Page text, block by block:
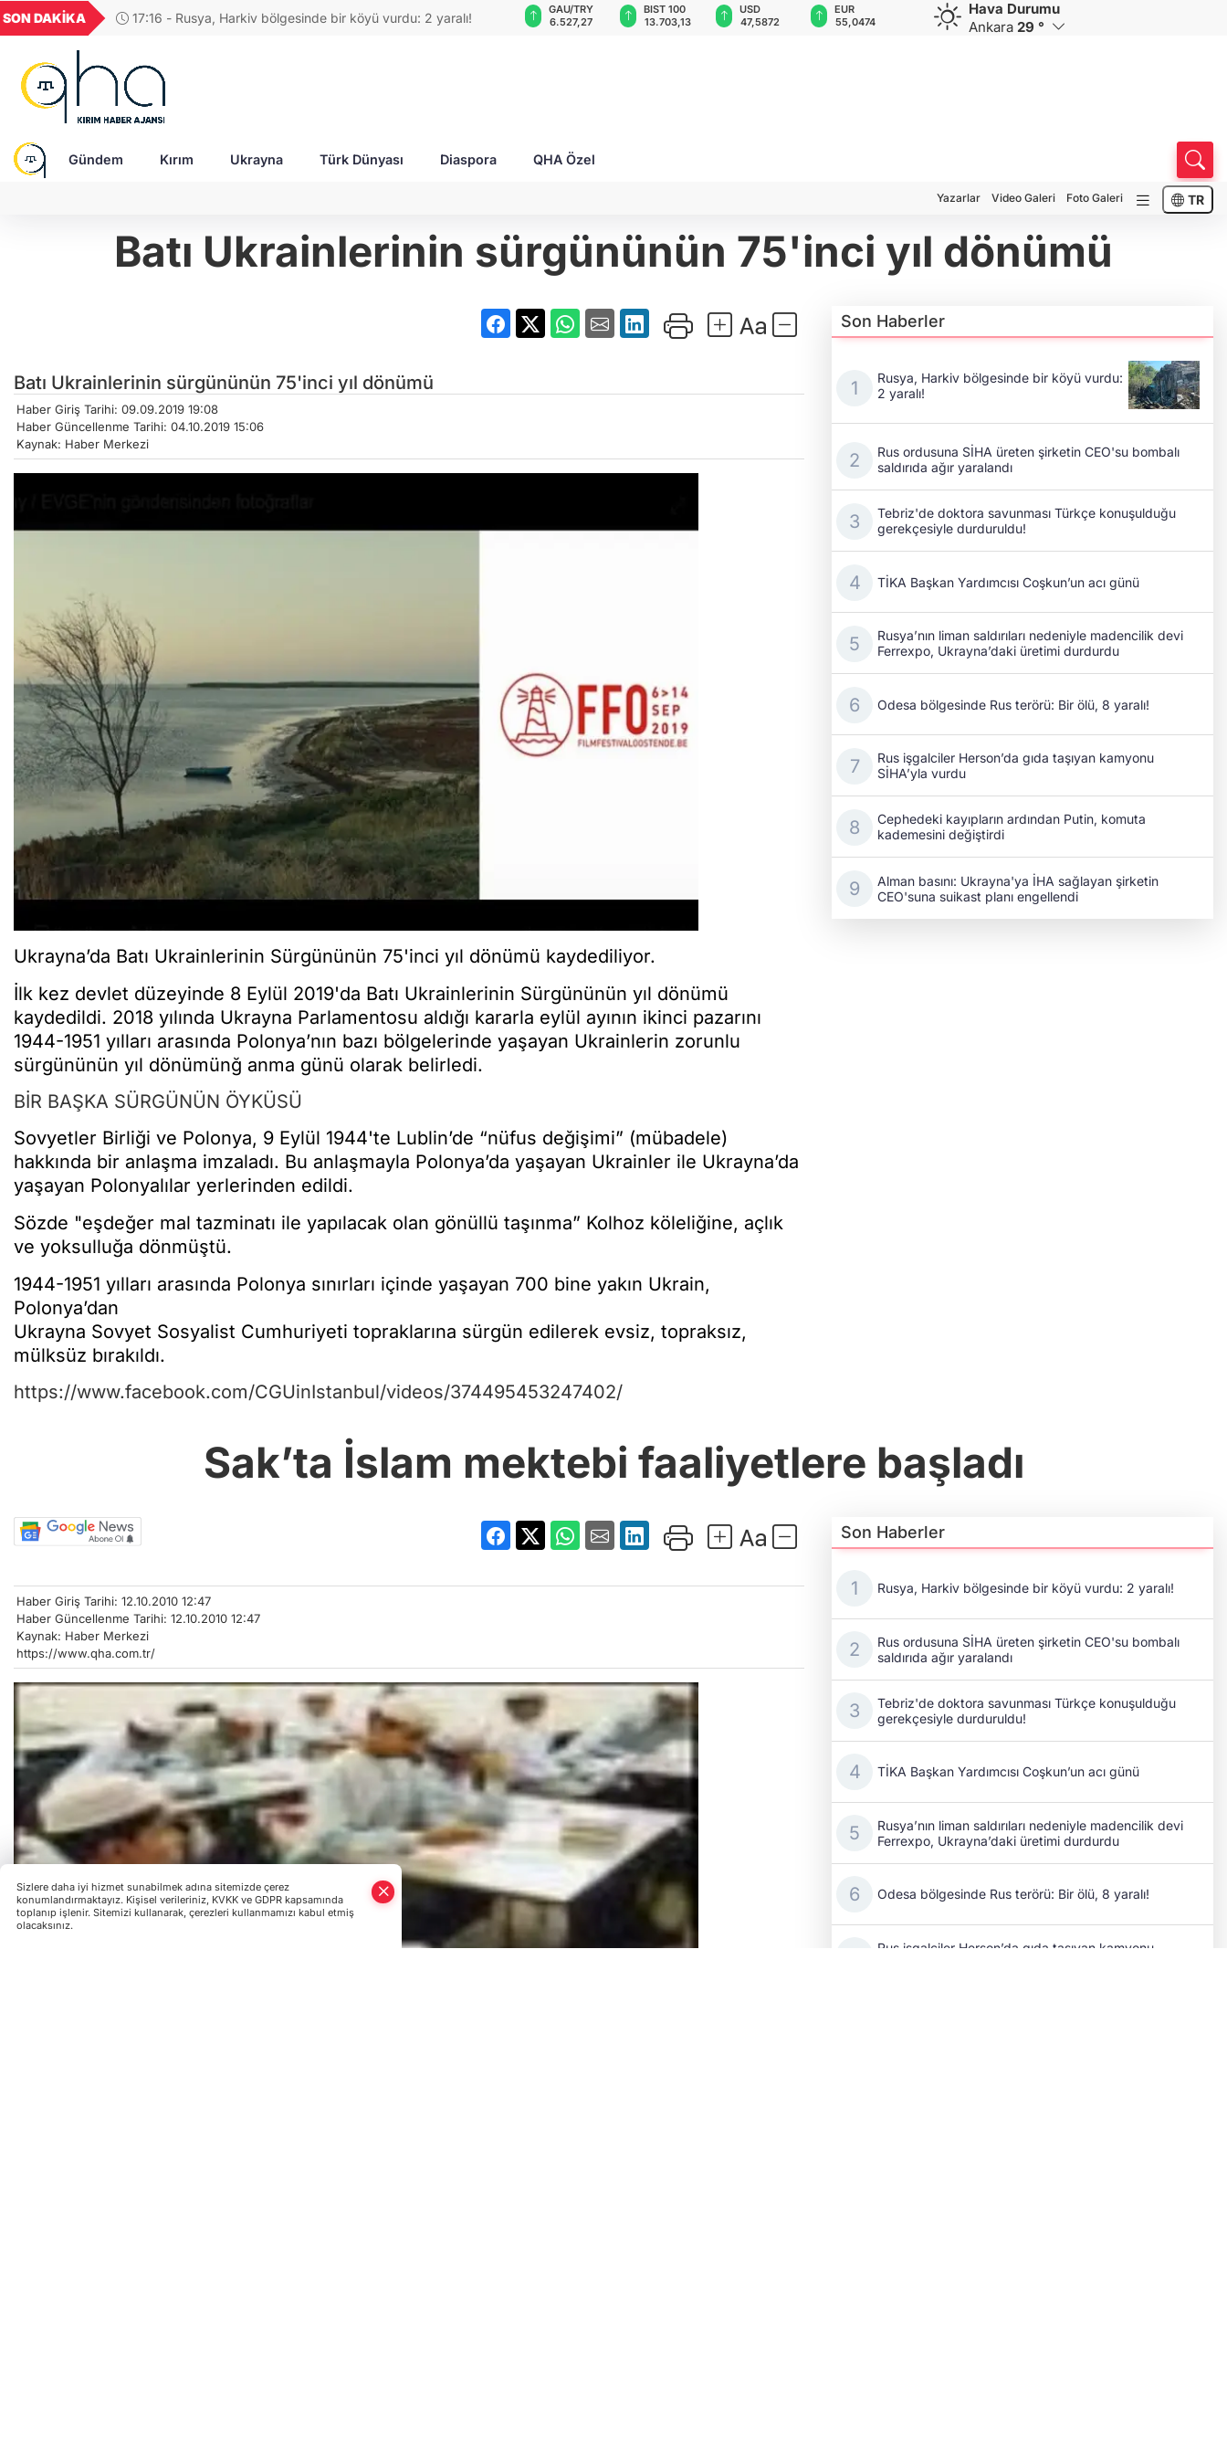
SON DAKİKA
17:04 - Rus ordusuna SİHA üreten şirketin CEO'su bombalı
GEL
18,1978
16,2469
28,0626
0,0018
6.527,27
BIST 100
13.703,13
USD
47,5872
EUR
55,0474
GBP
64,1909
CHF
58,9388
CAD
33,9569
Hava Durumu
Ankara 29 °
Gündem Kırım Ukrayna Türk Dünyası Diaspora QHA Özel
Yazarlar Video Galeri Foto Galeri TR
Batı Ukrainlerinin sürgününün 75'inci yıl dönümü
Batı Ukrainlerinin sürgününün 75'inci yıl dönümü
Haber Giriş Tarihi: 09.09.2019 19:08
Haber Güncellenme Tarihi: 04.10.2019 15:06
Kaynak: Haber Merkezi
Ukrayna’da Batı Ukrainlerinin Sürgününün 75'inci yıl dönümü kaydediliyor.
İlk kez devlet düzeyinde 8 Eylül 2019'da Batı Ukrainlerinin Sürgününün yıl dönümü
kaydedildi. 2018 yılında Ukrayna Parlamentosu aldığı kararla eylül ayının ikinci pazarını
1944-1951 yılları arasında Polonya’nın bazı bölgelerinde yaşayan Ukrainlerin zorunlu
sürgününün yıl dönümünğ anma günü olarak belirledi.
BİR BAŞKA SÜRGÜNÜN ÖYKÜSÜ
Sovyetler Birliği ve Polonya, 9 Eylül 1944'te Lublin’de “nüfus değişimi” (mübadele)
hakkında bir anlaşma imzaladı. Bu anlaşmayla Polonya’da yaşayan Ukrainler ile Ukrayna’da
yaşayan Polonyalılar yerlerinden edildi.
Sözde "eşdeğer mal tazminatı ile yapılacak olan gönüllü taşınma” Kolhoz köleliğine, açlık
ve yoksulluğa dönmüştü.
1944-1951 yılları arasında Polonya sınırları içinde yaşayan 700 bine yakın Ukrain,
Polonya’dan
Ukrayna Sovyet Sosyalist Cumhuriyeti topraklarına sürgün edilerek evsiz, topraksız,
mülksüz bırakıldı.
https://www.facebook.com/CGUinIstanbul/videos/374495453247402/
Son Haberler
Rusya, Harkiv bölgesinde bir köyü vurdu:
2 yaralı!
Rus ordusuna SİHA üreten şirketin CEO'su bombalı
saldırıda ağır yaralandı
Tebriz'de doktora savunması Türkçe konuşulduğu
gerekçesiyle durduruldu!
TİKA Başkan Yardımcısı Coşkun’un acı günü
Rusya’nın liman saldırıları nedeniyle madencilik devi
Ferrexpo, Ukrayna’daki üretimi durdurdu
Odesa bölgesinde Rus terörü: Bir ölü, 8 yaralı!
Rus işgalciler Herson’da gıda taşıyan kamyonu
SİHA’yla vurdu
Cephedeki kayıpların ardından Putin, komuta
kademesini değiştirdi
Alman basını: Ukrayna'ya İHA sağlayan şirketin
CEO'suna suikast planı engellendi
Sak’ta İslam mektebi faaliyetlere başladı
Haber Giriş Tarihi: 12.10.2010 12:47
Haber Güncellenme Tarihi: 12.10.2010 12:47
Kaynak: Haber Merkezi
https://www.qha.com.tr/
Son Haberler
Rusya, Harkiv bölgesinde bir köyü vurdu: 2 yaralı!
Rus ordusuna SİHA üreten şirketin CEO'su bombalı
saldırıda ağır yaralandı
Tebriz'de doktora savunması Türkçe konuşulduğu
gerekçesiyle durduruldu!
TİKA Başkan Yardımcısı Coşkun’un acı günü
Rusya’nın liman saldırıları nedeniyle madencilik devi
Ferrexpo, Ukrayna’daki üretimi durdurdu
Odesa bölgesinde Rus terörü: Bir ölü, 8 yaralı!
Rus işgalciler Herson’da gıda taşıyan kamyonu
Sizlere daha iyi hizmet sunabilmek adına sitemizde çerez
konumlandırmaktayız. Kişisel verileriniz, KVKK ve GDPR kapsamında
toplanıp işlenir. Sitemizi kullanarak, çerezleri kullanmamızı kabul etmiş
olacaksınız.